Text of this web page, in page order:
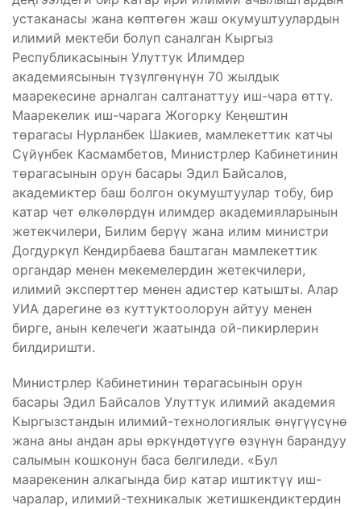
устаканасы жана көптөгөн жаш окумуштуулардын
илимий мектеби болуп саналган Кыргыз
Республикасынын Улуттук Илимдер
академиясынын түзүлгөнүнүн 70 жылдык
маарекесине арналган салтанаттуу иш-чара өттү.
Маарекелик иш-чарага Жогорку Кеӊештин
төрагасы Нурланбек Шакиев, мамлекеттик катчы
Сүйүнбек Касмамбетов, Министрлер Кабинетинин
төрагасынын орун басары Эдил Байсалов,
академиктер баш болгон окумуштуулар тобу, бир
катар чет өлкөлөрдүн илимдер академияларынын
жетекчилери, Билим берүү жана илим министри
Догдуркүл Кендирбаева баштаган мамлекеттик
органдар менен мекемелердин жетекчилери,
илимий эксперттер менен адистер катышты. Алар
УИА дарегине өз куттуктоолорун айтуу менен
бирге, анын келечеги жаатында ой-пикирлерин
билдиришти.
Министрлер Кабинетинин төрагасынын орун
басары Эдил Байсалов Улуттук илимий академия
Кыргызстандын илимий-технологиялык өнүгүүсүнө
жана аны андан ары өркүндөтүүгө өзүнүн барандуу
салымын кошконун баса белгиледи. «Бул
маарекенин алкагында бир катар иштиктүү иш-
чаралар, илимий-техникалык жетишкендиктердин